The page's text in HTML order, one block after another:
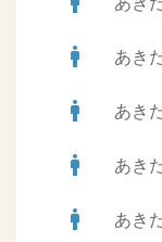
man あき
man あき
man あき
man あき